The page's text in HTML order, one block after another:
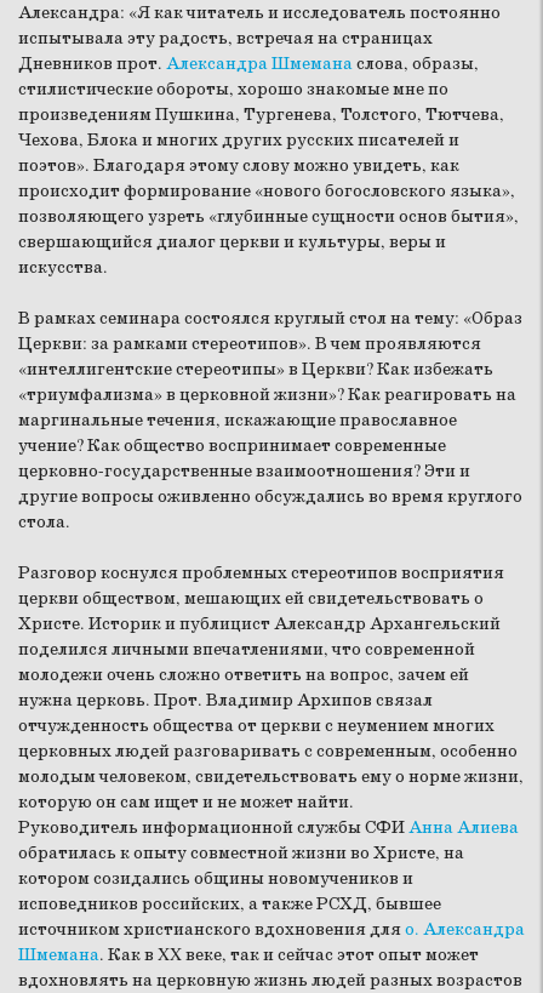
Александра: «Я как читатель и исследователь постоянно
испытывала эту радость, встречая на страницах
Дневников прот. Александра Шмеманаслова, образы,
стилистические обороты, хорошо знакомые мне по
произведениям Пушкина, Тургенева, Толстого, Тютчева,
Чехова, Блока и многих других русских писателей и
поэтов». Благодаря этому слову можно увидеть, как
происходит формирование «нового богословского языка»,
позволяющего узреть «глубинные сущности основ бытия»,
свершающийся диалог церкви и культуры, веры и
искусства.
В рамках семинара состоялся круглый стол на тему: «Образ
Церкви: за рамками стереотипов». В чем проявляются
«интеллигентские стереотипы» в Церкви? Как избежать
«триумфализма» в церковной жизни»? Как реагировать на
маргинальные течения, искажающие православное
учение? Как общество воспринимает современные
церковно-государственные взаимоотношения? Эти и
другие вопросы оживленно обсуждались во время круглого
стола.
Разговор коснулся проблемных стереотипов восприятия
церкви обществом, мешающих ей свидетельствовать о
Христе. Историк и публицист Александр Архангельский
поделился личными впечатлениями, что современной
молодежи очень сложно ответить на вопрос, зачем ей
нужна церковь. Прот. Владимир Архипов связал
отчужденность общества от церкви с неумением многих
церковных людей разговаривать с современным, особенно
молодым человеком, свидетельствовать ему о норме жизни,
которую он сам ищет и не может найти.
Руководитель информационной службы СФИАнна Алиева
обратилась к опыту совместной жизни во Христе, на
котором созидались общины новомучеников и
исповедников российских, а также РСХД, бывшее
источником христианского вдохновения дляо. Александра
Шмемана. Как в XX веке, так и сейчас этот опыт может
вдохновлять на церковную жизнь людей разных возрастов